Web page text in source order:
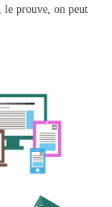
le prouve, on peut